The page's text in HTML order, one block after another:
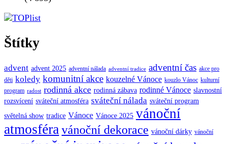
Štítky
advent advent 2025 adventní nálada adventní tradice adventní čas akce pro
děti koledy komunitní akce kouzelné Vánoce kouzlo Vánoc kulturní
program radost rodinná akce rodinná zábava rodinné Vánoce slavnostní
rozsvícení sváteční atmosféra sváteční nálada sváteční program
světelná show tradice Vánoce Vánoce 2025 vánoční
atmosféravánoční dekorace vánoční dárky vánoční